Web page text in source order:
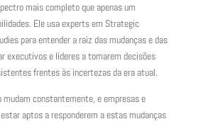
mais completo que apenas um
Ele usa experts em Strategic
para entender a raiz das mudanças e das
executivos e líderes a tomarem decisões
frentes às incertezas da era atual.
mudam constantemente, e empresas e
aptos a responderem a estas mudanças